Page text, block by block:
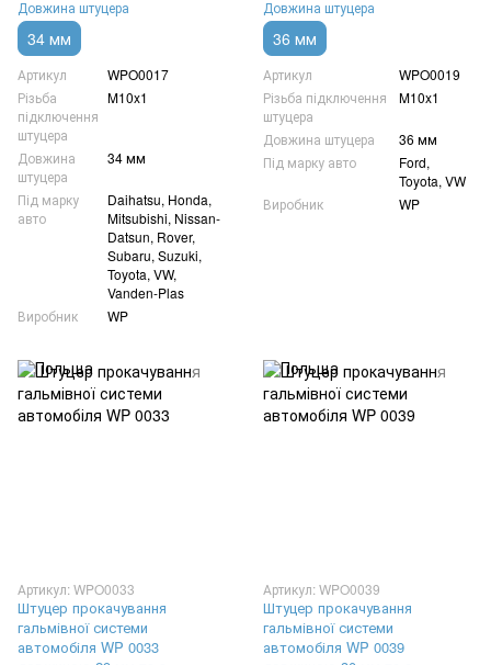
Довжина штуцера
34 мм
Артикул
WPO0017
Різьба
підключення
штуцера
M10x1
Довжина
штуцера
34 мм
Під марку
авто
Daihatsu, Honda,
Mitsubishi, Nissan-
Datsun, Rover,
Subaru, Suzuki,
Toyota, VW,
Vanden-Plas
Виробник
WP
Довжина штуцера
36 мм
Артикул
WPO0019
Різьба підключення
штуцера
M10x1
Довжина штуцера
36 мм
Під марку авто
Ford,
Toyota, VW
Виробник
WP
Артикул: WPO0033
Штуцер прокачування
гальмівної системи
автомобіля WP 0033
Артикул: WPO0039
Штуцер прокачування
гальмівної системи
автомобіля WP 0039